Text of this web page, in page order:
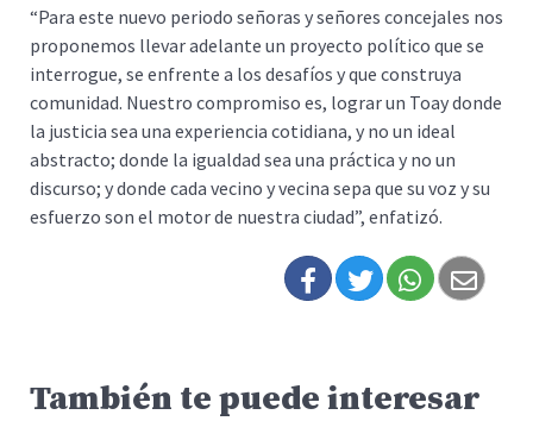
“Para este nuevo periodo señoras y señores concejales nos
proponemos llevar adelante un proyecto político que se
interrogue, se enfrente a los desafíos y que construya
comunidad. Nuestro compromiso es, lograr un Toay donde
la justicia sea una experiencia cotidiana, y no un ideal
abstracto; donde la igualdad sea una práctica y no un
discurso; y donde cada vecino y vecina sepa que su voz y su
esfuerzo son el motor de nuestra ciudad”, enfatizó.
También te puede interesar